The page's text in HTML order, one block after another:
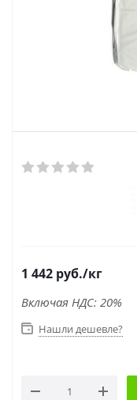
1 442 руб./кг
Включая НДС: 20%
Нашли дешевле?